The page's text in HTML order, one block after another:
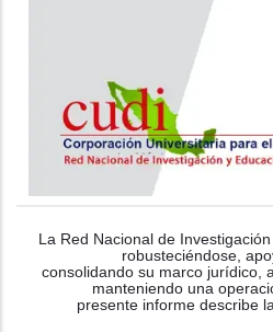
La Red Nacional de
robusteciéndose,
consolidando su marco jurídico,
manteniendo una
presente informe describe